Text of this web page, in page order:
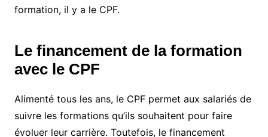
formation, il y a le CPF.
Le financement de la formation
avec le CPF
Alimenté tous les ans, le CPF permet aux salariés de
suivre les formations qu’ils souhaitent pour faire
évoluer leur carrière. Toutefois, le financement